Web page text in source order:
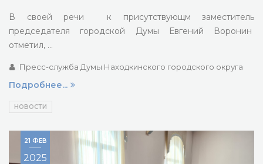
В своей речи к присутствующм заместитель
председателя городской Думы Евгений Воронин
отметил, …
Пресс-служба Думы Находкинского городского округа
Подробнее...
НОВОСТИ
21 ФЕВ
2025